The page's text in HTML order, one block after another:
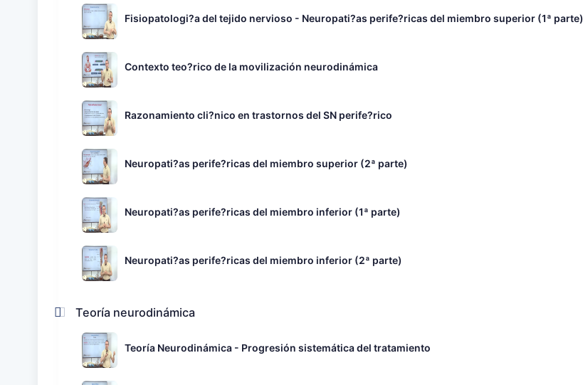
Fisiopatologi?a del tejido nervioso - Neuropati?as perife?ricas del miembro superior (1ª parte)
Contexto teo?rico de la movilización neurodinámica
Razonamiento cli?nico en trastornos del SN perife?rico
Neuropati?as perife?ricas del miembro superior (2ª parte)
Neuropati?as perife?ricas del miembro inferior (1ª parte)
Neuropati?as perife?ricas del miembro inferior (2ª parte)
Teoría neurodinámica
Teoría Neurodinámica - Progresión sistemática del tratamiento